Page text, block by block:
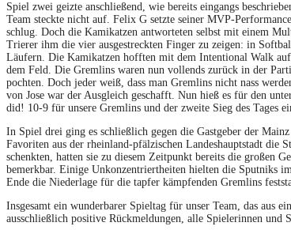
Spiel zwei geizte anschließend, wie bereits eingangs
Team steckte nicht auf. Felix G setzte seiner MVP-
schlug. Doch die Kamikatzen antworteten selbst mit einem
Trierer ihm die vier ausgestreckten Finger zu zeigen: in
Läufern. Die Kamikatzen hofften mit dem Intentional Walk auf
dem Feld. Die Gremlins waren nun vollends zurück in der
pochten. Doch jeder weiß, dass man Gremlins nicht nass
von Jose war der Ausgleich geschafft. Nun hieß es für den
did! 10-9 für unsere Gremlins und der zweite Sieg des Tages
In Spiel drei ging es schließlich gegen die Gastgeber der
Favoriten aus der rheinland-pfälzischen Landeshauptstadt die
schenkten, hatten sie zu diesem Zeitpunkt bereits die großen
bemerkbar. Einige Unkonzentriertheiten hielten die Sputniks
Ende die Niederlage für die tapfer kämpfenden Gremlins
Insgesamt ein wunderbarer Spieltag für unser Team, das aus
ausschließlich positive Rückmeldungen, alle Spielerinnen und